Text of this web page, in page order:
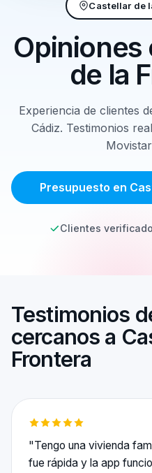
Castellar de
Opiniones
de la
Experiencia de clientes
Cádiz. Testimonios
Presupuesto en
Clientes
Testimonios
cercanos a
Frontera
"Tengo una vivienda
fue rápida y la app